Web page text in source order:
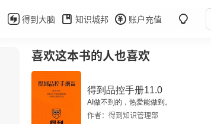
得到大脑 知识城邦 账户充值
喜欢这本书的人也喜欢
得到品控手册11.0
AI做不到的，热爱能做到。
作者：得到知识管理部